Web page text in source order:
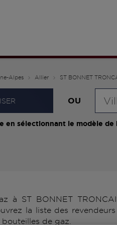
Alpes Allier ST BONNET
OU
en sélectionnant le modèle
à ST BONNET
la liste des
de gaz.